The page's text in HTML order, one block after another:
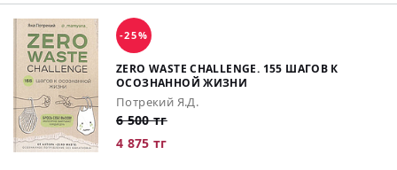
-25%
ZERO WASTE CHALLENGE. 155 ШАГОВ К
ОСОЗНАННОЙ ЖИЗНИ
Потрекий Я.Д.
6 500 тг
4 875 тг